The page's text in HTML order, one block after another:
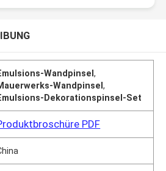
Wandpinsel,
Wandpinsel,
Dekorationspinsel-Set
PDF